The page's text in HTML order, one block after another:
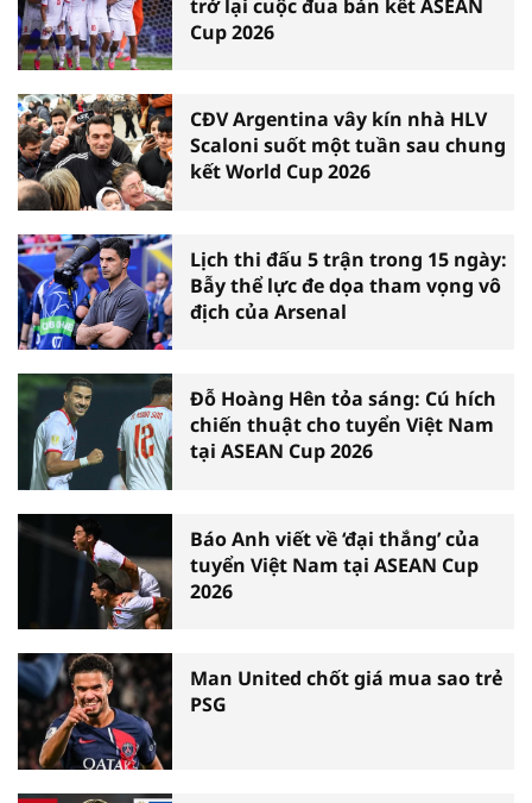
trở lại cuộc đua bán kết ASEAN
Cup 2026
CĐV Argentina vây kín nhà HLV
Scaloni suốt một tuần sau chung
kết World Cup 2026
Lịch thi đấu 5 trận trong 15 ngày:
Bẫy thể lực đe dọa tham vọng vô
địch của Arsenal
Đỗ Hoàng Hên tỏa sáng: Cú hích
chiến thuật cho tuyển Việt Nam
tại ASEAN Cup 2026
Báo Anh viết về ‘đại thắng’ của
tuyển Việt Nam tại ASEAN Cup
2026
Man United chốt giá mua sao trẻ
PSG